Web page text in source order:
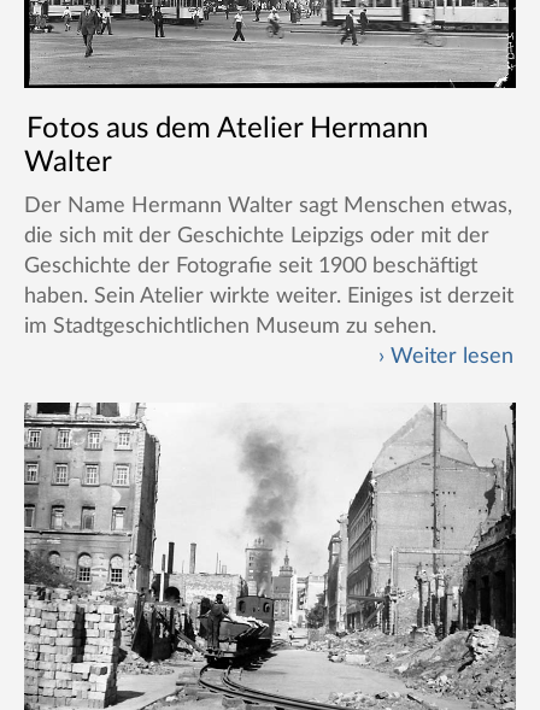
Fotos aus dem Atelier Hermann
Walter
Der Name Hermann Walter sagt Menschen etwas,
die sich mit der Geschichte Leipzigs oder mit der
Geschichte der Fotografie seit 1900 beschäftigt
haben. Sein Atelier wirkte weiter. Einiges ist derzeit
im Stadtgeschichtlichen Museum zu sehen.
Weiter lesen